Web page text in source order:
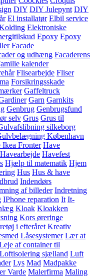
DIY DIY Julepynt DIY
El installatør Elbil service
Elektroniske
Epoxy Epoxy
Facade
og udhæng Facaderens
kalender
Flisearbejde Fliser
Forsikringsskade
Gaffeltruck
Garn Garnkits
Genbrug Genbrugsfund
selv Grus Grus til
silkeborg
København
Ikea Fronter Have
Havearbejde Havefest
Hjælp til matematik Hjem
Hus Hus & have
Indendørs
af billeder Indretning
IPhone reparation It It-
Kloak Kloakken
Kors øreringe
i efteråret Kreativ
Låsesystemer Lær at
af container til
Loftisolering sjælland Luft
Lys Mad Madpakke
Varde Malerfirma Maling